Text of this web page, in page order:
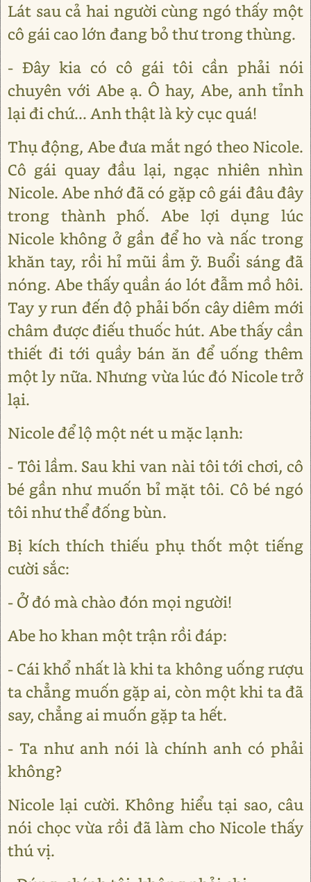
Lát sau cả hai người cùng ngó thấy một
cô gái cao lớn đang bỏ thư trong thùng.
- Đây kia có cô gái tôi cần phải nói
chuyên với Abe ạ. Ô hay, Abe, anh tỉnh
lại đi chứ... Anh thật là kỳ cục quá!
Thụ động, Abe đưa mắt ngó theo Nicole.
Cô gái quay đầu lại, ngạc nhiên nhìn
Nicole. Abe nhớ đã có gặp cô gái đâu đây
trong thành phố. Abe lợi dụng lúc
Nicole không ở gần để ho và nấc trong
khăn tay, rồi hỉ mũi ầm ỹ. Buổi sáng đã
nóng. Abe thấy quần áo lót đẫm mồ hôi.
Tay y run đến độ phải bốn cây diêm mới
châm được điếu thuốc hút. Abe thấy cần
thiết đi tới quầy bán ăn để uống thêm
một ly nữa. Nhưng vừa lúc đó Nicole trở
lại.
Nicole để lộ một nét u mặc lạnh:
- Tôi lầm. Sau khi van nài tôi tới chơi, cô
bé gần như muốn bỉ mặt tôi. Cô bé ngó
tôi như thể đống bùn.
Bị kích thích thiếu phụ thốt một tiếng
cười sắc:
- Ở đó mà chào đón mọi người!
Abe ho khan một trận rồi đáp:
- Cái khổ nhất là khi ta không uống rượu
ta chẳng muốn gặp ai, còn một khi ta đã
say, chẳng ai muốn gặp ta hết.
- Ta như anh nói là chính anh có phải
không?
Nicole lại cười. Không hiểu tại sao, câu
nói chọc vừa rồi đã làm cho Nicole thấy
thú vị.